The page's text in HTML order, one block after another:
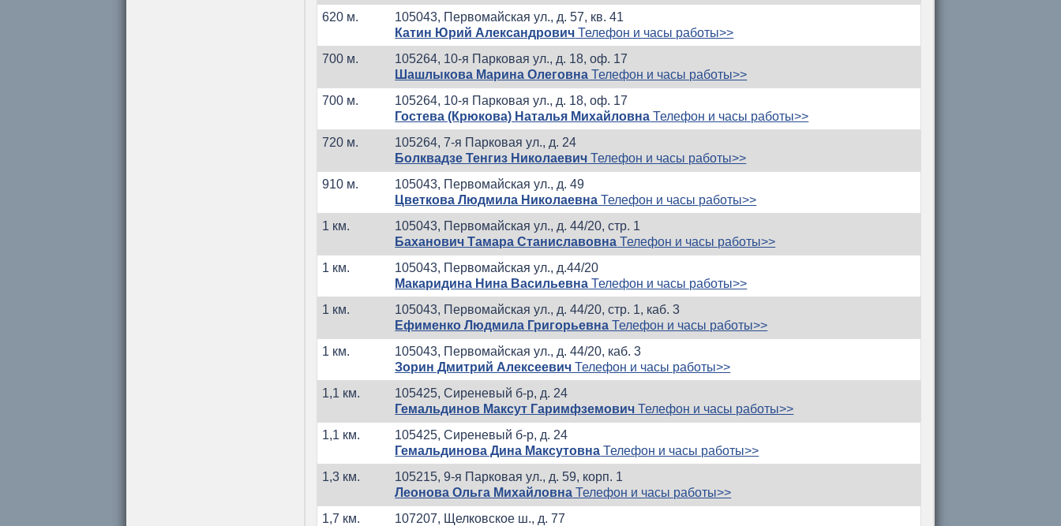
620 м.
105043, Первомайская ул., д. 57, кв. 41
Катин Юрий Александрович Телефон и часы работы>>
700 м.
105264, 10-я Парковая ул., д. 18, оф. 17
Шашлыкова Марина Олеговна Телефон и часы работы>>
700 м.
105264, 10-я Парковая ул., д. 18, оф. 17
Гостева (Крюкова) Наталья Михайловна Телефон и часы работы>>
720 м.
105264, 7-я Парковая ул., д. 24
Болквадзе Тенгиз Николаевич Телефон и часы работы>>
910 м.
105043, Первомайская ул., д. 49
Цветкова Людмила Николаевна Телефон и часы работы>>
1 км.
105043, Первомайская ул., д. 44/20, стр. 1
Баханович Тамара Станиславовна Телефон и часы работы>>
1 км.
105043, Первомайская ул., д.44/20
Макаридина Нина Васильевна Телефон и часы работы>>
1 км.
105043, Первомайская ул., д. 44/20, стр. 1, каб. 3
Ефименко Людмила Григорьевна Телефон и часы работы>>
1 км.
105043, Первомайская ул., д. 44/20, каб. 3
Зорин Дмитрий Алексеевич Телефон и часы работы>>
1,1 км.
105425, Сиреневый б-р, д. 24
Гемальдинов Максут Гаримфземович Телефон и часы работы>>
1,1 км.
105425, Сиреневый б-р, д. 24
Гемальдинова Дина Максутовна Телефон и часы работы>>
1,3 км.
105215, 9-я Парковая ул., д. 59, корп. 1
Леонова Ольга Михайловна Телефон и часы работы>>
1,7 км.
107207, Щелковское ш., д. 77